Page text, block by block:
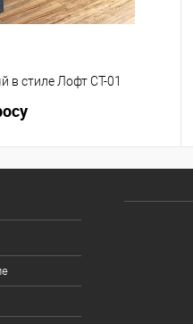
в стиле Лофт СТ-01